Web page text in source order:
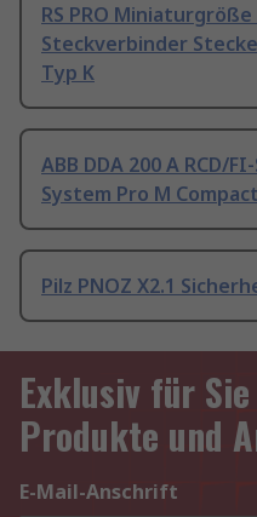
RS PRO
Steckverbinder
Typ K
ABB DDA 200 A RCD/
System Pro M
Pilz PNOZ X2.1
Exklusiv für
Produkte und
E-Mail-Anschrift